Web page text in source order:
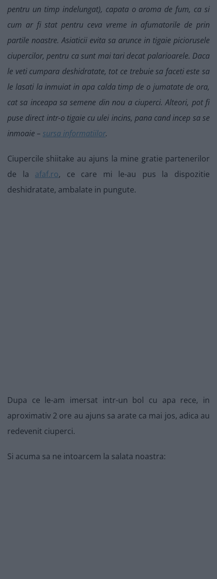
pentru un timp indelungat), capata o aroma de fum, ca si
cum ar fi stat pentru ceva vreme in afumatorile de prin
partile noastre. Asiaticii evita sa arunce in tigaie piciorusele
ciupercilor, pentru ca sunt mai tari decat palarioarele. Daca
le veti cumpara deshidratate, tot ce trebuie sa faceti este sa
le lasati la inmuiat in apa calda timp de o jumatate de ora,
cat sa inceapa sa semene din nou a ciuperci. Alteori, pot fi
puse direct intr-o tigaie cu ulei incins, pana cand incep sa se
inmoaie – sursa informatiilor.
Ciupercile shiitake au ajuns la mine gratie partenerilor
de la afaf.ro, ce care mi le-au pus la dispozitie
deshidratate, ambalate in pungute.
Dupa ce le-am imersat intr-un bol cu apa rece, in
aproximativ 2 ore au ajuns sa arate ca mai jos, adica au
redevenit ciuperci.
Si acuma sa ne intoarcem la salata noastra: